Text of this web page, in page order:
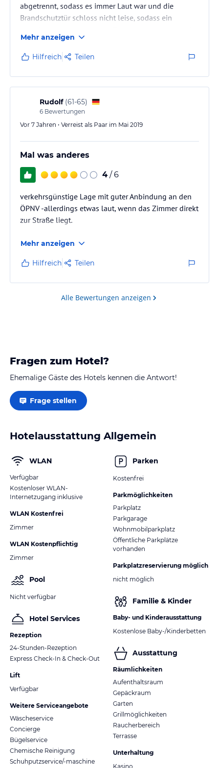
abgetrennt, sodass es immer Laut war und die
Brandschutztür schloss nicht leise, sodass ein
die Bettruhe geachtet, was wohl daran lag, dass ich
nicht im selben Gebäude untergebracht war, wie die
Leider werde ich dieses Hostel nicht weiter
empfehlen können.
Das einzige positive war die Verkehrsanbindung, di
nah war und auch nicht wqeit vom…
Mehr anzeigen
Hilfreich Teilen
Rudolf (61-65)
6 Bewertungen
Vor 7 Jahren • Verreist als Paar im Mai 2019
Mal was anderes
4 / 6
verkehrsgünstige Lage mit guter Anbindung an den
ÖPNV -allerdings etwas laut, wenn das Zimmer direkt
zur Straße liegt.
Mehr anzeigen
Hilfreich Teilen
Alle Bewertungen anzeigen
Fragen zum Hotel?
Ehemalige Gäste des Hotels kennen die Antwort!
Frage stellen
Hotelausstattung Allgemein
WLAN
Verfügbar
Kostenloser WLAN-
Internetzugang inklusive
WLAN Kostenfrei
Zimmer
WLAN Kostenpflichtig
Zimmer
Pool
Nicht verfügbar
Hotel Services
Rezeption
24-Stunden-Rezeption
Express Check-In & Check-Out
Lift
Verfügbar
Weitere Serviceangebote
Wäscheservice
Concierge
Bügelservice
Chemische Reinigung
Schuhputzservice/-maschine
Parken
Kostenfrei
Parkmöglichkeiten
Parkplatz
Parkgarage
Wohnmobilparkplatz
Öffentliche Parkplätze
vorhanden
Parkplatzreservierung möglich
nicht möglich
Familie & Kinder
Baby- und Kinderausstattung
Kostenlose Baby-/Kinderbetten
Ausstattung
Räumlichkeiten
Aufenthaltsraum
Gepäckraum
Garten
Grillmöglichkeiten
Raucherbereich
Terrasse
Unterhaltung
Kasino